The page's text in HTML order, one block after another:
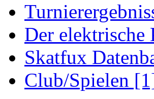
Der elektrische
Skatfux
Club/Spielen